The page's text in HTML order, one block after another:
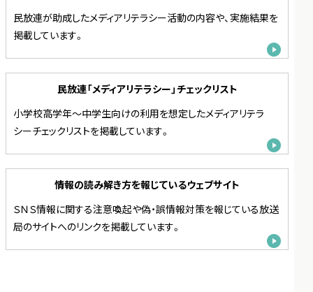
民放連が助成したメディアリテラシー活動の内容や、実施結果を
掲載しています。
民放連「メディアリテラシー」チェックリスト
小学校高学年～中学生向けの利用を想定したメディアリテラ
シーチェックリストを掲載しています。
情報の読み解き方を報じているウェブサイト
ＳＮＳ情報に関する注意喚起や偽・誤情報対策を報じている放送
局のサイトへのリンクを掲載しています。